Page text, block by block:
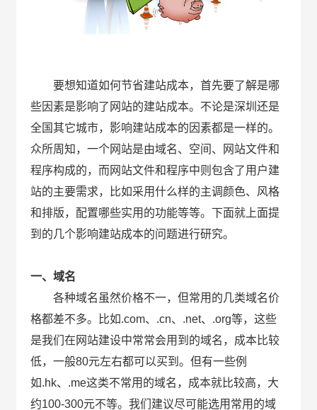
要想知道如何节省建站成本，首先要了解是哪
些因素是影响了网站的建站成本。不论是深圳还是
全国其它城市，影响建站成本的因素都是一样的。
众所周知，一个网站是由域名、空间、网站文件和
程序构成的，而网站文件和程序中则包含了用户建
站的主要需求，比如采用什么样的主调颜色、风格
和排版，配置哪些实用的功能等等。下面就上面提
到的几个影响建站成本的问题进行研究。
一、域名
各种域名虽然价格不一，但常用的几类域名价
格都差不多。比如.com、.cn、.net、.org等，这些
是我们在网站建设中常常会用到的域名，成本比较
低，一般80元左右都可以买到。但有一些例
如.hk、.me这类不常用的域名，成本就比较高，大
约100-300元不等。我们建议尽可能选用常用的域